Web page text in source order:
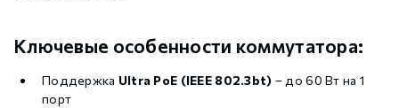
Ключевые особенности коммутатора:
Поддержка Ultra PoE (IEEE 802.3bt) – до 60 Вт на 1
порт